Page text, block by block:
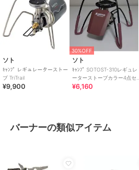
ソト
ｷｬﾝﾌﾟ レギュレーターストー
ブ TriTrail
¥9,900
30%OFF
ソト
ｷｬﾝﾌﾟ SOTOST-310レギュレ
ーターストーブカラー4点セ
ット
¥6,160
バーナーの類似アイテム